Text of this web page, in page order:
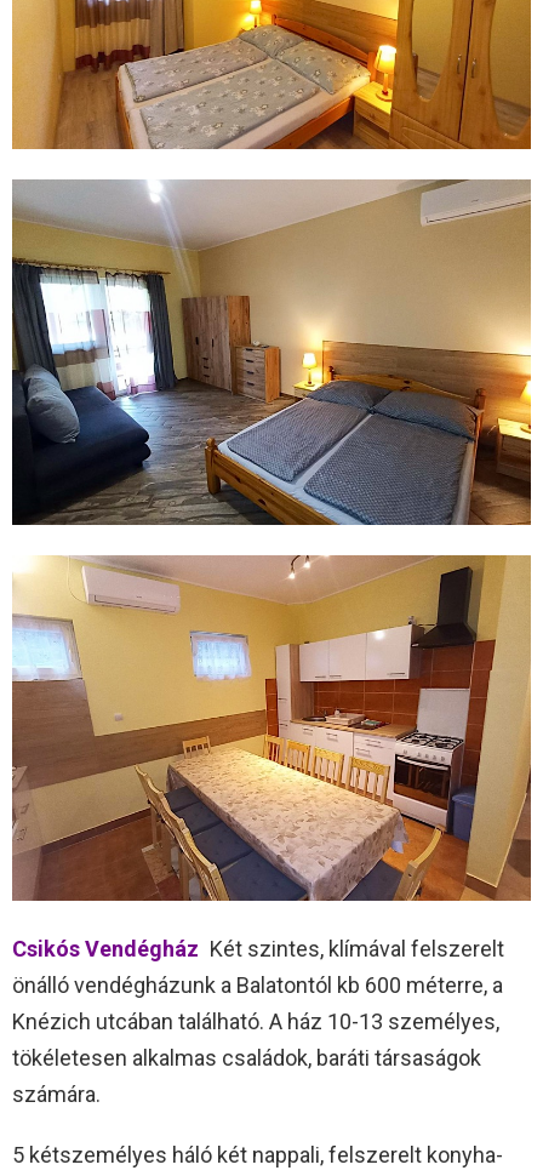
Csikós Vendégház Két szintes, klímával felszerelt
önálló vendégházunk a Balatontól kb 600 méterre, a
Knézich utcában található. A ház 10-13 személyes,
tökéletesen alkalmas családok, baráti társaságok
számára.
5 kétszemélyes háló két nappali, felszerelt konyha-